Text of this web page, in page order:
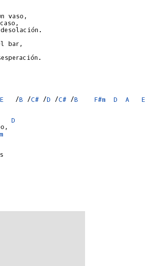
vaso,
bar,
E
   /
B /C# /D /C# /B F#m D A E
D